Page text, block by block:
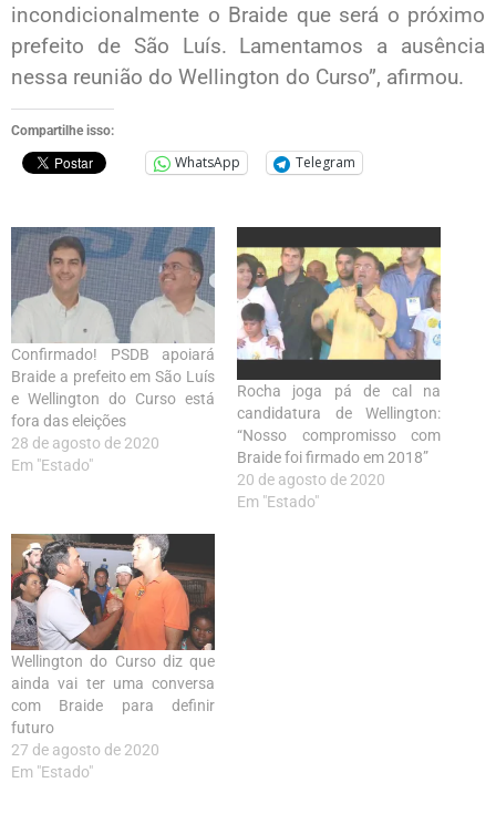
incondicionalmente o Braide que será o próximo
prefeito de São Luís. Lamentamos a ausência
nessa reunião do Wellington do Curso”, afirmou.
Compartilhe isso:
WhatsApp Telegram
Confirmado! PSDB apoiará
Braide a prefeito em São Luís
e Wellington do Curso está
fora das eleições
28 de agosto de 2020
Em "Estado"
Rocha joga pá de cal na
candidatura de Wellington:
“Nosso compromisso com
Braide foi firmado em 2018”
20 de agosto de 2020
Em "Estado"
Wellington do Curso diz que
ainda vai ter uma conversa
com Braide para definir
futuro
27 de agosto de 2020
Em "Estado"